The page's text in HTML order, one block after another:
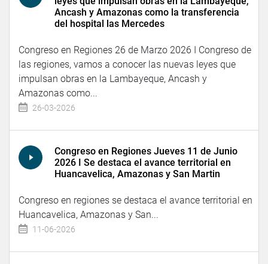
Ancash y Amazonas como la transferencia
del hospital las Mercedes
Congreso en Regiones 26 de Marzo 2026 I Congreso de
las regiones, vamos a conocer las nuevas leyes que
impulsan obras en la Lambayeque, Ancash y
Amazonas como...
26-03-2026
Congreso en Regiones Jueves 11 de Junio
2026 I Se destaca el avance territorial en
Huancavelica, Amazonas y San Martin
Congreso en regiones se destaca el avance territorial en
Huancavelica, Amazonas y San...
11-06-2026